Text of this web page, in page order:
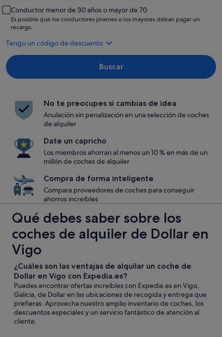
Conductor menor de 30 años o mayor de 70
Es posible que los conductores jóvenes o los mayores deban pagar un
recargo.
Tengo un código de descuento
Buscar
No te preocupes si cambias de idea
Anulación sin penalización en una selección de coches
de alquiler
Date un capricho
Los miembros ahorran al menos un 10 % en más de un
millón de coches de alquiler
Compra de forma inteligente
Compara proveedores de coches para conseguir
ahorros increíbles
Qué debes saber sobre los
coches de alquiler de Dollar en
Vigo
¿Cuáles son las ventajas de alquilar un coche de
Dollar en Vigo con Expedia.es?
Puedes encontrar ofertas increíbles con Expedia.es en Vigo,
Galicia, de Dollar en las ubicaciones de recogida y entrega que
prefieras. Aprovecha nuestro amplio inventario de coches, los
descuentos especiales y un servicio fantástico de atención al
cliente.